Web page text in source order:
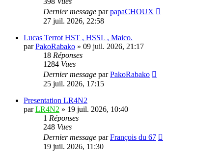
Dernier message parpapaCHOUX
27 juil. 2026, 22:58
Lucas Terrot HST , HSSL , Maico.
parPakoRabako » 09 juil. 2026, 21:17
18 Réponses
1284 Vues
Dernier message parPakoRabako
25 juil. 2026, 17:15
Presentation LR4N2
parLR4N2 » 19 juil. 2026, 10:40
1 Réponses
248 Vues
Dernier message parFrançois du 67
19 juil. 2026, 11:30